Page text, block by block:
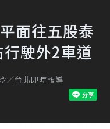
面往五股泰
駛外2車道
／台北即時報導